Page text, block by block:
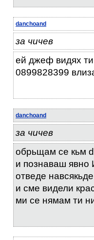
danchoand
за чичев
ей джеф видях
0899828399
danchoand
за чичев
обрьщам се кьм
и познаваш явно
отведе
и сме видели
ми се нямам ти